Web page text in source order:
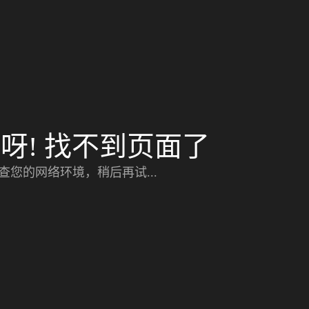
! 找不到页面了
您的网络环境，稍后再试...